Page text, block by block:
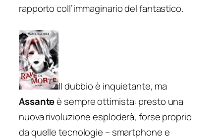
rapporto coll’immaginario del fantastico.
Il dubbio è inquietante, ma
Assanteè sempre ottimista: presto una
nuova rivoluzione esploderà, forse proprio
da quelle tecnologie – smartphone e